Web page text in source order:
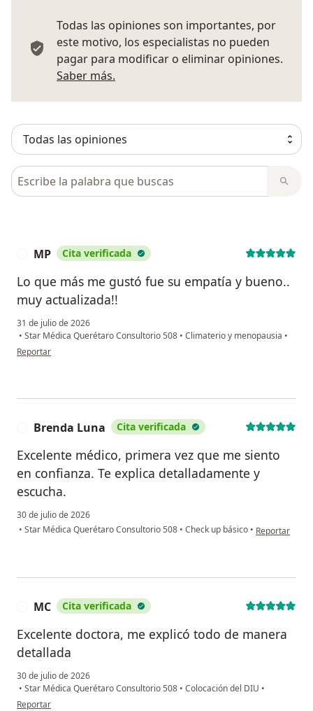
Todas las opiniones son importantes, por
este motivo, los especialistas no pueden
pagar para modificar o eliminar opiniones.
Saber más.
Busca en opiniones
MP Cita verificada
Lo que más me gustó fue su empatía y bueno..
muy actualizada!!
31 de julio de 2026
• Star Médica Querétaro Consultorio 508 • Climaterio y menopausia •
en opinión del usuario MP
Reportar
Brenda Luna Cita verificada
Excelente médico, primera vez que me siento
en confianza. Te explica detalladamente y
escucha.
30 de julio de 2026
• Star Médica Querétaro Consultorio 508 • Check up básico • en opinión
Reportar
MC Cita verificada
Excelente doctora, me explicó todo de manera
detallada
30 de julio de 2026
• Star Médica Querétaro Consultorio 508 • Colocación del DIU •
en opinión del usuario MC
Reportar